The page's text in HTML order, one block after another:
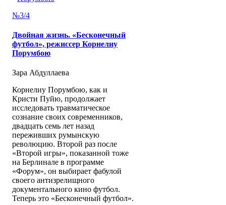
№3/4
Двойная жизнь. «Бесконечный
футбол», режиссер Корнелиу
Порумбою
Зара Абдуллаева
Корнелиу Порумбою, как и
Кристи Пуйю, продолжает
исследовать травматическое
сознание своих современников,
двадцать семь лет назад
переживших румынскую
революцию. Второй раз после
«Второй игры», показанной тоже
на Берлинале в программе
«Форум», он выбирает фабулой
своего антизрелищного
документального кино футбол.
Теперь это «Бесконечный футбол».